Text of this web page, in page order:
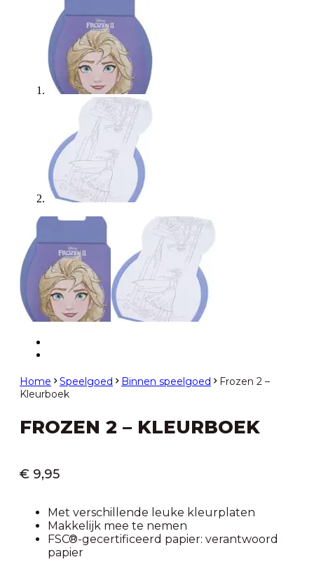
Home Speelgoed Binnen speelgoed
Frozen 2 –
Kleurboek
FROZEN 2 – KLEURBOEK
€ 9,95
Met verschillende leuke kleurplaten
Makkelijk mee te nemen
FSC®-gecertificeerd papier: verantwoord
papier